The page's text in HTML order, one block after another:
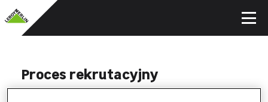
Proces rekrutacyjny